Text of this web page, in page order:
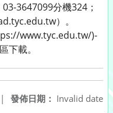
3647099分機324；
）。
www.tyc.edu.tw/)-
下載。
發佈日期： Invalid date
|